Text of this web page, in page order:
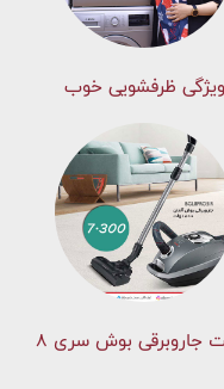
ویژگی ظرفشویی خوب
جاروبرقی بوش سری ۸